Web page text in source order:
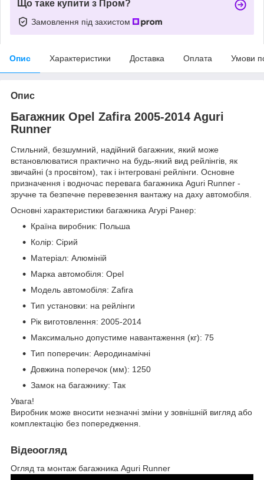
Що таке купити з Пром?
Замовлення під захистом
Опис Характеристики Доставка Оплата Умови
Опис
Багажник Opel Zafira 2005-2014 Aguri
Runner
Стильний, безшумний, надійний багажник, який може
встановлюватися практично на будь-який вид рейлінгів, як
звичайні (з просвітом), так і інтегровані рейлінги. Основне
призначення і водночас перевага багажника Aguri Runner -
зручне та безпечне перевезення вантажу на даху автомобіля.
Основні характеристики багажника Агурі Ранер:
Країна виробник: Польша
Колір: Сірий
Матеріал: Алюміній
Марка автомобіля: Opel
Модель автомобіля: Zafira
Тип установки: на рейлінги
Рік виготовлення: 2005-2014
Максимально допустиме навантаження (кг): 75
Тип поперечин: Аеродинамічні
Довжина поперечок (мм): 1250
Замок на багажнику: Так
Увага!
Виробник може вносити незначні зміни у зовнішній вигляд або
комплектацію без попередження.
Відеоогляд
Огляд та монтаж багажника Aguri Runner